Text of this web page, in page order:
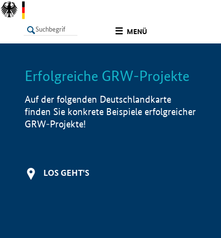
MENÜ
LISTE Info
Erfolgreiche GRW-Projekte
Auf der folgenden Deutschlandkarte
finden Sie konkrete Beispiele erfolgreicher
GRW-Projekte!
LOS GEHT'S